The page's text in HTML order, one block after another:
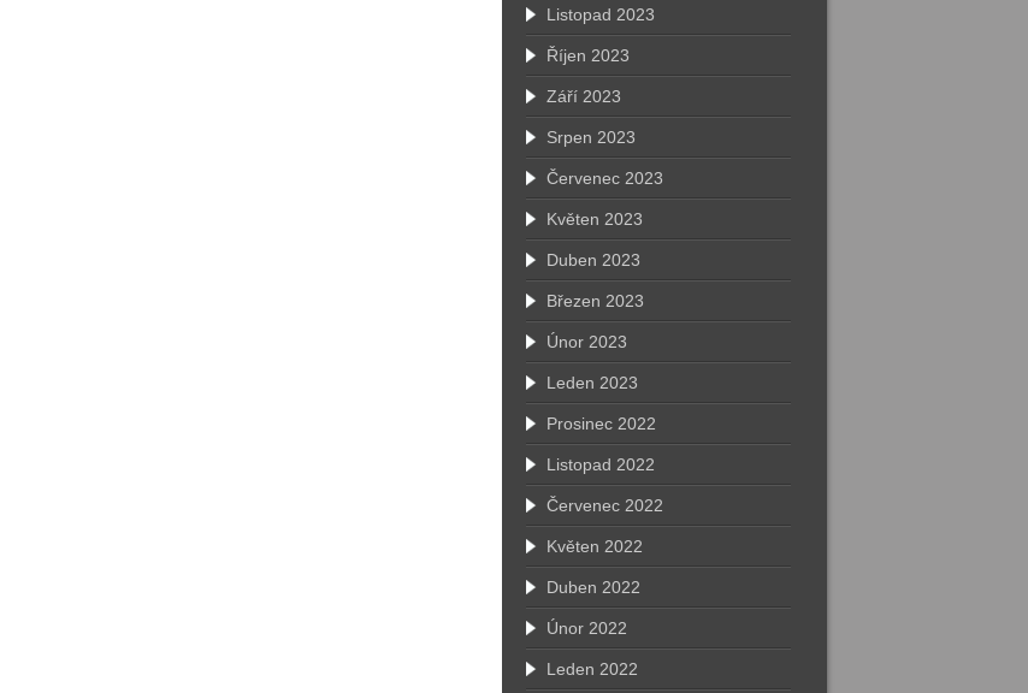
Listopad 2023
Říjen 2023
Září 2023
Srpen 2023
Červenec 2023
Květen 2023
Duben 2023
Březen 2023
Únor 2023
Leden 2023
Prosinec 2022
Listopad 2022
Červenec 2022
Květen 2022
Duben 2022
Únor 2022
Leden 2022